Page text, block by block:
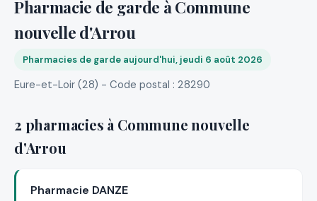
Pharmacie de garde à Commune
nouvelle d'Arrou
Pharmacies de garde aujourd'hui, jeudi 6 août 2026
Eure-et-Loir (28) - Code postal : 28290
2 pharmacies à Commune nouvelle
d'Arrou
Pharmacie DANZE